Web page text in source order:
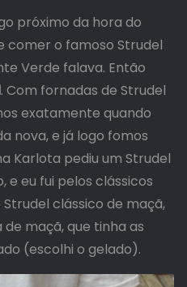
próximo da hora do
comer o famoso Strudel
Verde falava. Então
. Com fornadas de Strudel
exatamente quando
nova, e já logo fomos
Karlota pediu um Strudel
e eu fui pelos clássicos
Strudel clássico de maçã,
maçã, que tinha as
(escolhi o gelado).